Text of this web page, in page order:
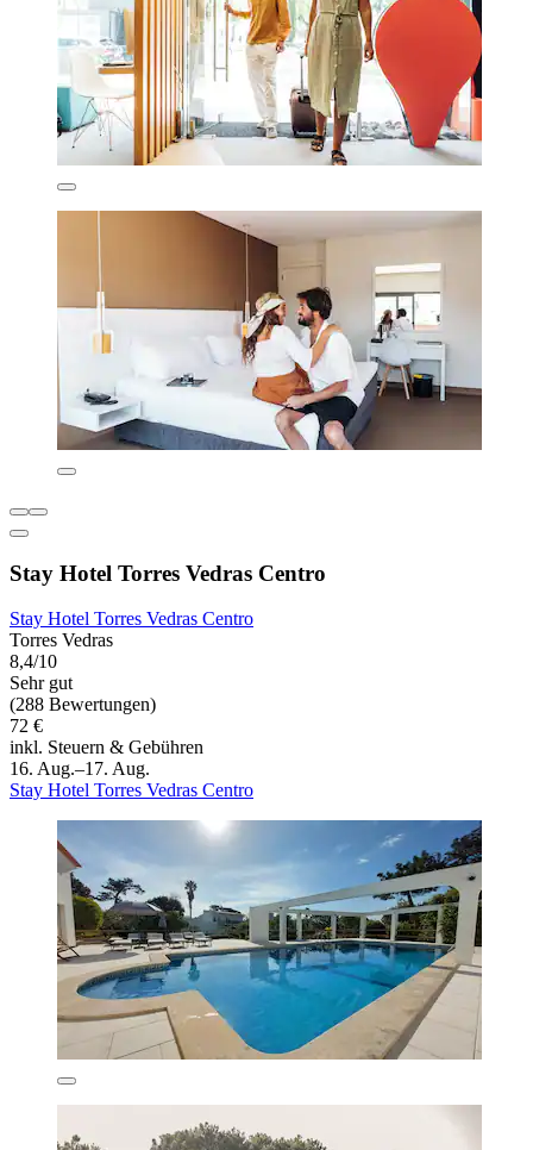
Stay Hotel Torres Vedras Centro
Stay Hotel Torres Vedras Centro
Torres Vedras
8,4/10
Sehr gut
(288 Bewertungen)
72 €
inkl. Steuern & Gebühren
16. Aug.–17. Aug.
Stay Hotel Torres Vedras Centro